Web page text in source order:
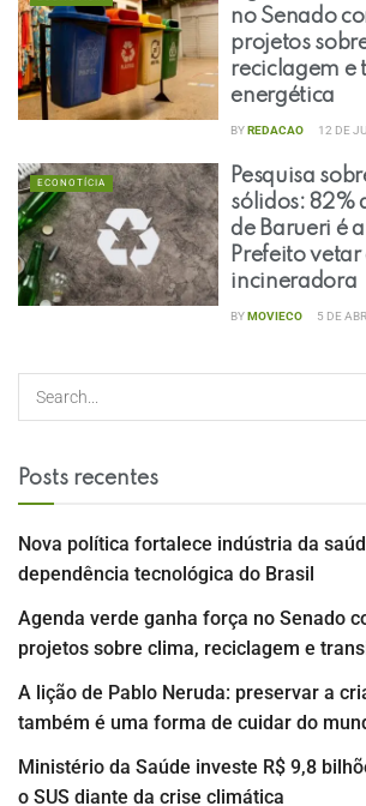
no Senado
projetos
reciclagem e
energética
BYREDACAO 12 DE
ECONOTÍCIA
Pesquisa
sólidos: 82%
de Barueri é
Prefeito
incineradora
BYMOVIECO 5 DE
Posts recentes
Nova política fortalece indústria da
dependência tecnológica do Brasil
Agenda verde ganha força no Senado
projetos sobre clima, reciclagem e
A lição de Pablo Neruda: preservar a
também é uma forma de cuidar do
Ministério da Saúde investe R$ 9,8
o SUS diante da crise climática